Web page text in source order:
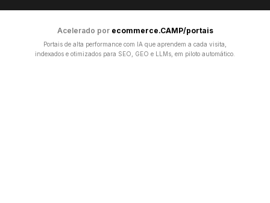
Acelerado por ecommerce.CAMP/portais
Portais de alta performance com IA que aprendem a cada visita,
indexados e otimizados para SEO, GEO e LLMs, em piloto automático.